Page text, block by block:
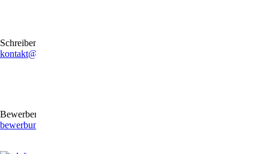
Schreiben Sie uns gerne eine E-Mail
kontakt@stb-becker-zeiler.de
Bewerben Sie sich online oder per E-Mail
bewerbung@stb-becker-zeiler.de